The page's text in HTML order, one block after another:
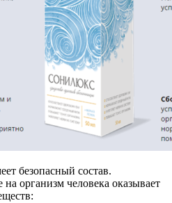
безопасный состав.
организм человека оказывает